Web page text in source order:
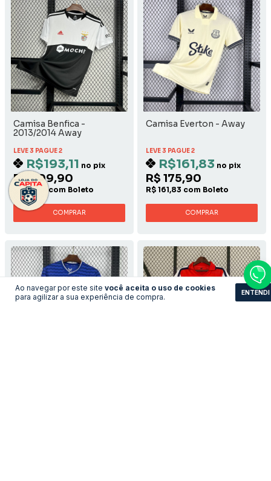
Ao navegar por este site você aceita o uso de cookies
para agilizar a sua experiência de compra.
ENTENDI
Camisa Benfica -
2013/2014 Away
LEVE 3 PAGUE 2
R$193,11 no pix
R$ 209,90
R$ 193,11 com Boleto
COMPRAR
Camisa Everton - Away
LEVE 3 PAGUE 2
R$161,83 no pix
R$ 175,90
R$ 161,83 com Boleto
COMPRAR